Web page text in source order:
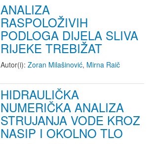
ANALIZA
RASPOLOŽIVIH
PODLOGA DIJELA SLIVA
RIJEKE TREBIŽAT
Autor(i): Zoran Milašinović, Mirna Raič
HIDRAULIČKA
NUMERIČKA ANALIZA
STRUJANJA VODE KROZ
NASIP I OKOLNO TLO